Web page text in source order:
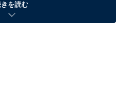
筆者： All About ニュース お買
を読む